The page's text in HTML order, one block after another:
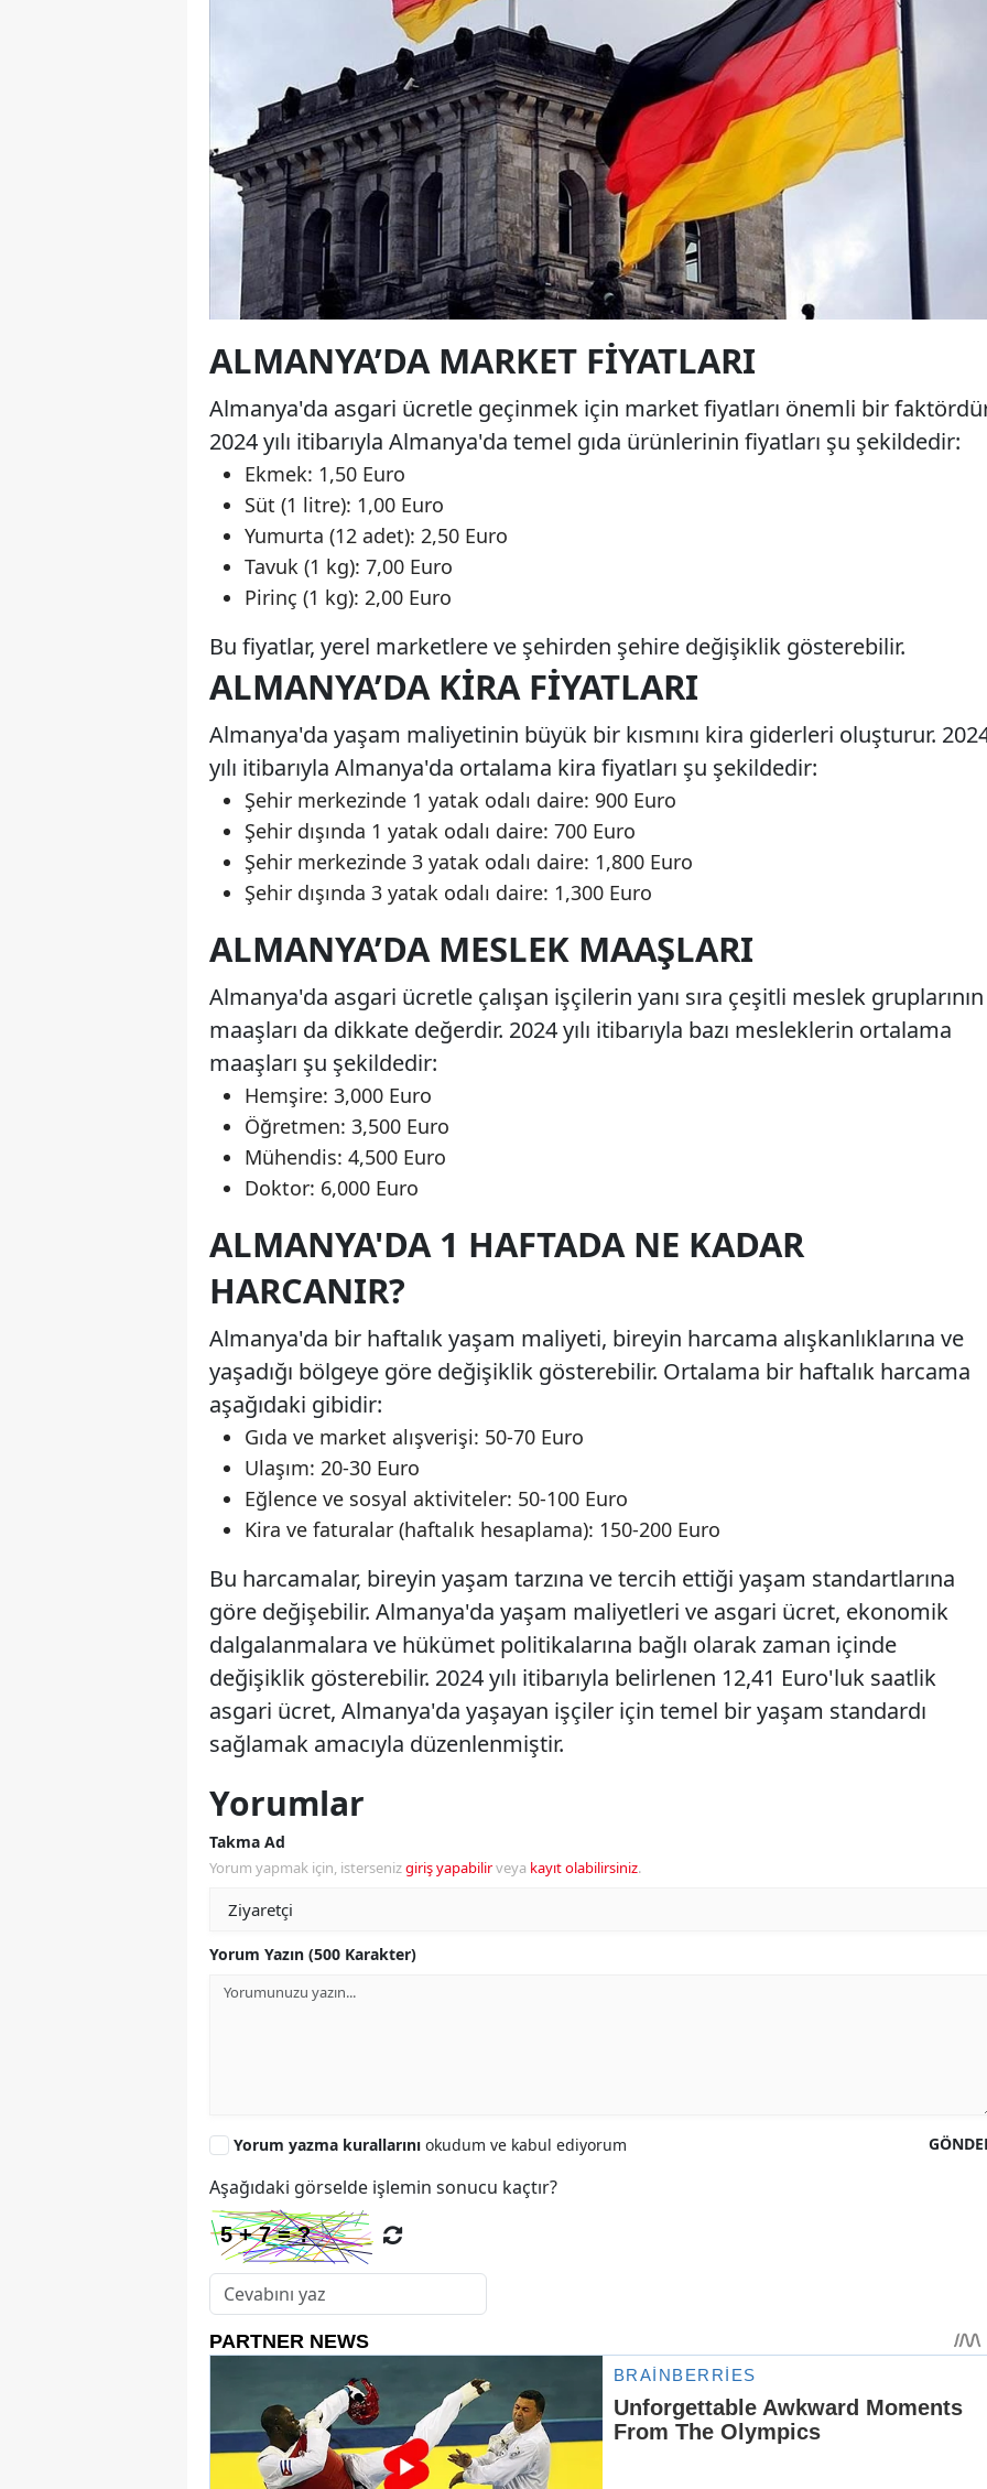
ALMANYA’DA MARKET FIYATLARI
Almanya'da asgari ücretle geçinmek için market fiyatları önemli bir
2024 yılı itibarıyla Almanya'da temel gıda ürünlerinin fiyatları şu şekildedir:
Ekmek: 1,50 Euro
Süt (1 litre): 1,00 Euro
Yumurta (12 adet): 2,50 Euro
Tavuk (1 kg): 7,00 Euro
Pirinç (1 kg): 2,00 Euro
Bu fiyatlar, yerel marketlere ve şehirden şehire değişiklik gösterebilir.
ALMANYA’DA KIRA FIYATLARI
Almanya'da yaşam maliyetinin büyük bir kısmını kira giderleri oluşturur.
yılı itibarıyla Almanya'da ortalama kira fiyatları şu şekildedir:
Şehir merkezinde 1 yatak odalı daire: 900 Euro
Şehir dışında 1 yatak odalı daire: 700 Euro
Şehir merkezinde 3 yatak odalı daire: 1,800 Euro
Şehir dışında 3 yatak odalı daire: 1,300 Euro
ALMANYA’DA MESLEK MAAŞLARI
Almanya'da asgari ücretle çalışan işçilerin yanı sıra çeşitli meslek gruplarının
maaşları da dikkate değerdir. 2024 yılı itibarıyla bazı mesleklerin ortalama
maaşları şu şekildedir:
Hemşire: 3,000 Euro
Öğretmen: 3,500 Euro
Mühendis: 4,500 Euro
Doktor: 6,000 Euro
ALMANYA'DA 1 HAFTADA NE KADAR
HARCANIR?
Almanya'da bir haftalık yaşam maliyeti, bireyin harcama alışkanlıklarına ve
yaşadığı bölgeye göre değişiklik gösterebilir. Ortalama bir haftalık harcama
aşağıdaki gibidir:
Gıda ve market alışverişi: 50-70 Euro
Ulaşım: 20-30 Euro
Eğlence ve sosyal aktiviteler: 50-100 Euro
Kira ve faturalar (haftalık hesaplama): 150-200 Euro
Bu harcamalar, bireyin yaşam tarzına ve tercih ettiği yaşam standartlarına
göre değişebilir. Almanya'da yaşam maliyetleri ve asgari ücret, ekonomik
dalgalanmalara ve hükümet politikalarına bağlı olarak zaman içinde
değişiklik gösterebilir. 2024 yılı itibarıyla belirlenen 12,41 Euro'luk saatlik
asgari ücret, Almanya'da yaşayan işçiler için temel bir yaşam standardı
sağlamak amacıyla düzenlenmiştir.
Yorumlar
Takma Ad
Yorum yapmak için, istersenizgiriş yapabilirveya kayıt olabilirsiniz.
Yorum Yazın (500 Karakter)
Yorum yazma kurallarını okudum ve kabul ediyorum
Aşağıdaki görselde işlemin sonucu kaçtır?